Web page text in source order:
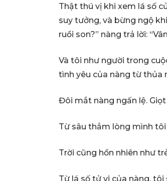
Thật thú vị khi xem lá số
suy tưởng, và bừng ngộ
ruồi son?” nàng trả lời:
Và tôi như người trong
tình yêu của nàng từ thủa
Đôi mắt nàng ngấn lệ.
Từ sâu thẳm lòng mình
Trời cũng hồn nhiên như
Từ lá số tử vi của nàng,